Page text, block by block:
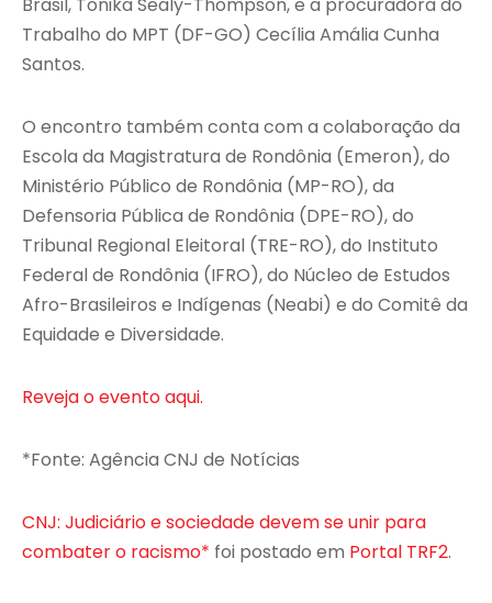
Trabalho do MPT (DF-GO) Cecília Amália Cunha
Santos.
O encontro também conta com a colaboração da
Escola da Magistratura de Rondônia (Emeron), do
Ministério Público de Rondônia (MP-RO), da
Defensoria Pública de Rondônia (DPE-RO), do
Tribunal Regional Eleitoral (TRE-RO), do Instituto
Federal de Rondônia (IFRO), do Núcleo de Estudos
Afro-Brasileiros e Indígenas (Neabi) e do Comitê da
Equidade e Diversidade.
Reveja o evento aqui.
*Fonte: Agência CNJ de Notícias
CNJ: Judiciário e sociedade devem se unir para
combater o racismo* foi postado em Portal TRF2.